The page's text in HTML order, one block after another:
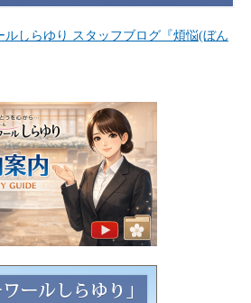
しらゆり スタッフブログ『煩悩(ぼん